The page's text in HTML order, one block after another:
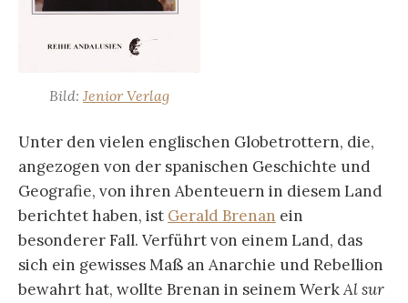
Bild: Jenior Verlag
Unter den vielen englischen Globetrottern, die,
angezogen von der spanischen Geschichte und
Geografie, von ihren Abenteuern in diesem Land
berichtet haben, ist Gerald Brenan ein
besonderer Fall. Verführt von einem Land, das
sich ein gewisses Maß an Anarchie und Rebellion
bewahrt hat, wollte Brenan in seinem WerkAl sur